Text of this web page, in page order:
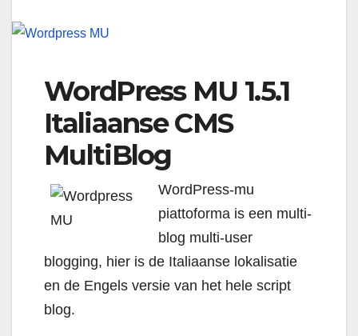
WordPress MU 1.5.1
Italiaanse CMS
MultiBlog
WordPress-mu
piattoforma is een multi-
blog multi-user
blogging, hier is de Italiaanse lokalisatie
en de Engels versie van het hele script
blog.